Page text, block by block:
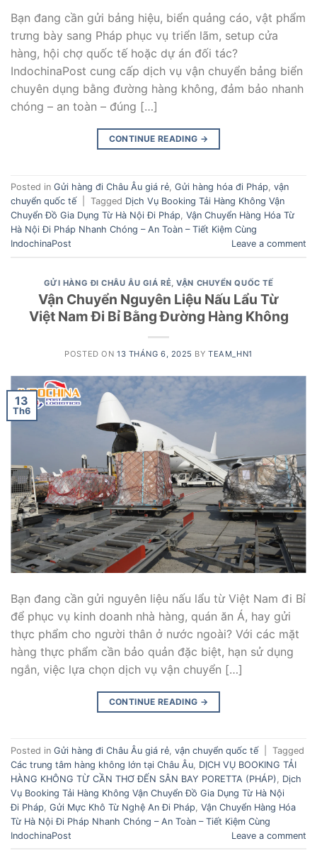
Bạn đang cần gửi bảng hiệu, biển quảng cáo, vật phẩm
trưng bày sang Pháp phục vụ triển lãm, setup cửa
hàng, hội chợ quốc tế hoặc dự án đối tác?
IndochinaPost cung cấp dịch vụ vận chuyển bảng biển
chuyên dụng bằng đường hàng không, đảm bảo nhanh
chóng – an toàn – đúng […]
CONTINUE READING →
Posted in Gửi hàng đi Châu Âu giá rẻ Gửi hàng hóa đi Pháp vận
chuyển quốc tế
Tagged Dịch Vụ Booking Tải Hàng Không Vận
Chuyển Đồ Gia Dụng Từ Hà Nội Đi Pháp Vận Chuyển Hàng Hóa Từ
Hà Nội Đi Pháp Nhanh Chóng – An Toàn – Tiết Kiệm Cùng
IndochinaPost
Leave a comment
GỬI HÀNG ĐI CHÂU ÂU GIÁ RẺ ,VẬN CHUYỂN QUỐC TẾ
Vận Chuyển Nguyên Liệu Nấu Lẩu Từ
Việt Nam Đi Bỉ Bằng Đường Hàng Không
POSTED ON 13 THÁNG 6, 2025 BYTEAM_HN1
13
Th6
Bạn đang cần gửi nguyên liệu nấu lẩu từ Việt Nam đi Bỉ
để phục vụ kinh doanh nhà hàng, quán ăn Á, hay gửi
thực phẩm cho người thân ở nước ngoài? Với các mặt
hàng thực phẩm cần bảo quản đặc biệt, hạn sử dụng
ngắn, việc lựa chọn dịch vụ vận chuyển […]
CONTINUE READING →
Posted in Gửi hàng đi Châu Âu giá rẻ vận chuyển quốc tế
Tagged
Các trung tâm hàng không lớn tại Châu Âu DỊCH VỤ BOOKING TẢI
HÀNG KHÔNG TỪ CẦN THƠ ĐẾN SÂN BAY PORETTA (PHÁP)
Dịch
Vụ Booking Tải Hàng Không Vận Chuyển Đồ Gia Dụng Từ Hà Nội
Đi Pháp Gửi Mực Khô Từ Nghệ An Đi Pháp Vận Chuyển Hàng Hóa
Từ Hà Nội Đi Pháp Nhanh Chóng – An Toàn – Tiết Kiệm Cùng
IndochinaPost
Leave a comment